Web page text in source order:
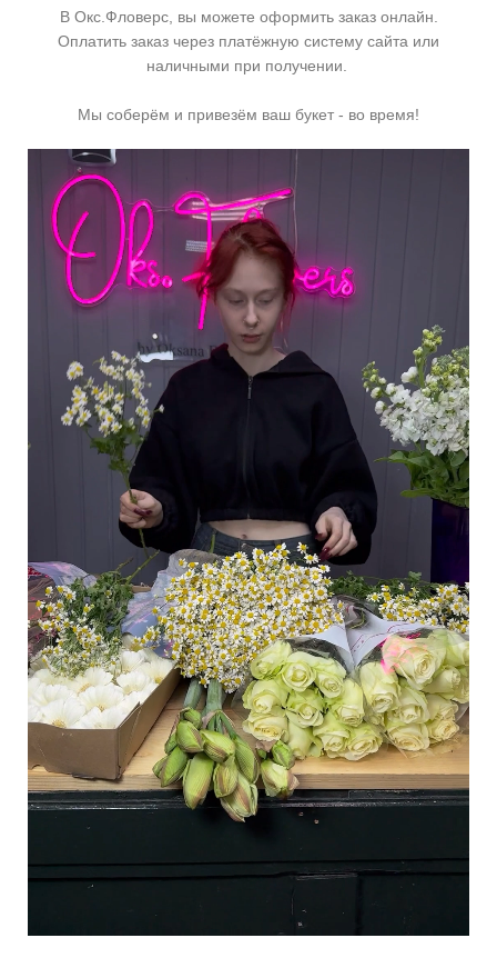
В Окс.Фловерс, вы можете оформить заказ онлайн.
Оплатить заказ через платёжную систему сайта или
наличными при получении.
Мы соберём и привезём ваш букет - во время!